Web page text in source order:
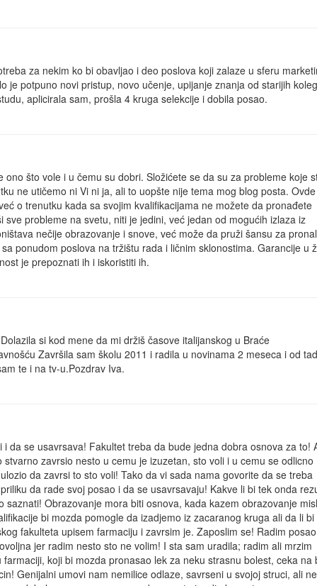
za nekim ko bi obavljao i deo poslova koji zalaze u sferu
je potpuno novi pristup, novo učenje, upijanje znanja od starijih
aplicirala sam, prošla 4 kruga selekcije i dobila posao.
što vole i u čemu su dobri. Složićete se da su za probleme koje
ne utičemo ni Vi ni ja, ali to uopšte nije tema mog blog posta.
o trenutku kada sa svojim kvalifikacijama ne možete da pronađete
probleme na svetu, niti je jedini, već jedan od mogućih izlaza iz
nečije obrazovanje i snove, već može da pruži šansu za
ponudom poslova na tržištu rada i ličnim sklonostima. Garancije u
je prepoznati ih i iskoristiti ih.
si kod mene da mi držiš časove italijanskog u Braće
Završila sam školu 2011 i radila u novinama 2 meseca i od tad
te i na tv-u.Pozdrav Iva.
da se usavrsava! Fakultet treba da bude jedna dobra osnova za to!
zavrsio nesto u cemu je izuzetan, sto voli i u cemu se odlicno
da zavrsi to sto voli! Tako da vi sada nama govorite da se treba
da rade svoj posao i da se usavrsavaju! Kakve li bi tek onda
Obrazovanje mora biti osnova, kada kazem obrazovanje
bi mozda pomogle da izadjemo iz zacaranog kruga ali da li bi
fakulteta upisem farmaciju i zavrsim je. Zaposlim se! Radim
jer radim nesto sto ne volim! I sta sam uradila; radim ali mrzim
koji bi mozda pronasao lek za neku strasnu bolest, ceka na
Genijalni umovi nam nemilice odlaze, savrseni u svojoj struci, ali ne